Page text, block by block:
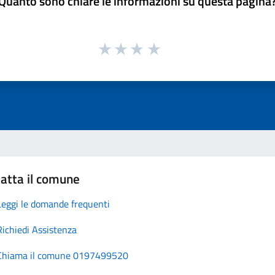
il comune
le domande frequenti
Assistenza
il comune 0197499520